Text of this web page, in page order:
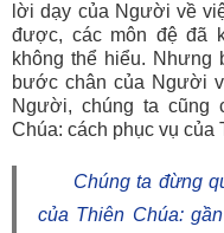
lời dạy của Người về
được, các môn đệ đã
không thể hiểu.
bước chân của Người
Người, chúng ta cũng
Chúa: cách phục vụ của
Chúng ta đừng
của Thiên Chúa: